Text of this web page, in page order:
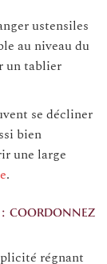
ustensiles
au niveau du
un tablier
se décliner
bien
une large
.
coordonnez
régnant